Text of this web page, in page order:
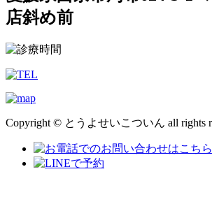
店斜め前
Copyright © とうよせいこついん all rights